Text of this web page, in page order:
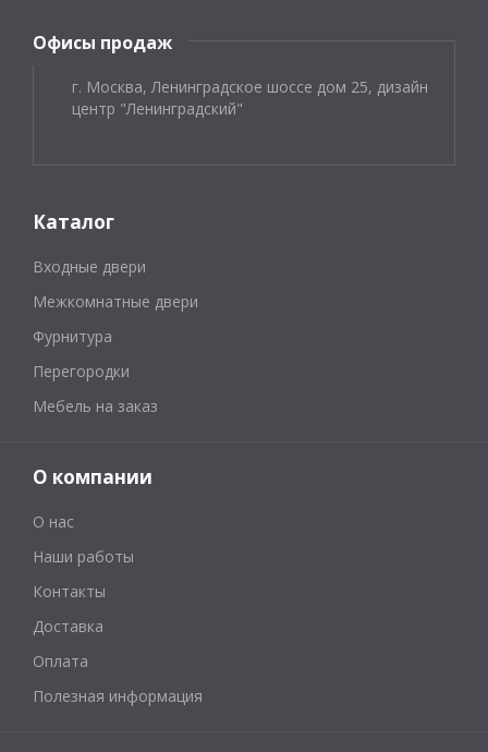
Офисы продаж
г. Москва, Ленинградское шоссе дом 25, дизайн
центр "Ленинградский"
Каталог
Входные двери
Межкомнатные двери
Фурнитура
Перегородки
Мебель на заказ
О компании
О нас
Наши работы
Контакты
Доставка
Оплата
Полезная информация